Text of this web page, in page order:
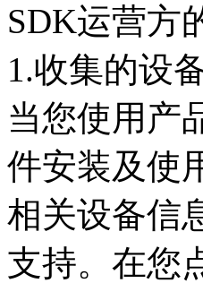
SDK运营方
1.收集的设
当您使用产
件安装及使
相关设备信
支持。在您